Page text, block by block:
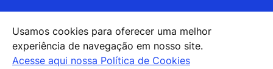
+55 (61) 2027-0202
Usamos cookies para oferecer uma melhor
experiência de navegação em nosso site.
Acesse aqui nossa Política de Cookies